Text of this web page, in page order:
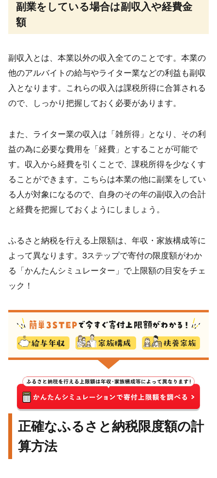
副業をしている場合は副収入や経費金
額
副収入とは、本業以外の収入全てのことです。本業の
他のアルバイトの給与やライター業などの利益も副収
入となります。これらの収入は課税所得に合算される
ので、しっかり把握しておく必要があります。
また、ライター業の収入は「雑所得」となり、その利
益の為に必要な費用を「経費」とすることが可能で
す。収入から経費を引くことで、課税所得を少なくす
ることができます。こちらは本業の他に副業をしてい
る人が対象になるので、自身のその年の副収入の合計
と経費を把握しておくようにしましょう。
ふるさと納税を行える上限額は、年収・家族構成等に
よって異なります。3ステップで寄付の限度額がわか
る「かんたんシミュレーター」で上限額の目安をチェ
ック！
正確なふるさと納税限度額の計
算方法